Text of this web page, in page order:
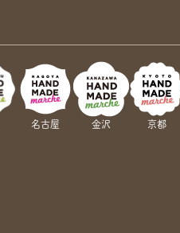
名古屋 金沢 京都